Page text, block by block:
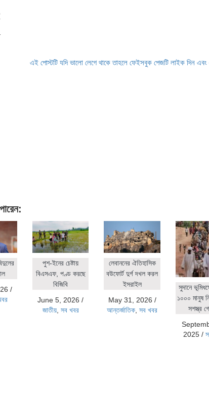
এই পোস্টটি যদি ভালো লেগে থাকে তাহলে ফেইসবুক পেজটি লাইক দিন
/
পুশ-ইনের চেষ্টায়
বিএসএফ, পণ্ড করছে
বিজিবি
June 5, 2026 /
জাতীয়, সব খবর
লেবাননের ঐতিহাসিক
বউফোর্ট দুর্গ দখল করল
ইসরাইল
May 31, 2026 /
আন্তর্জাতিক ,সব খবর
সুদানে
১০০০ মানুষ
সশস্ত্র
2025 /